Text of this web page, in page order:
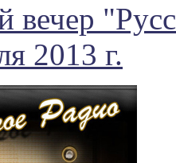
вечер
2013 г.